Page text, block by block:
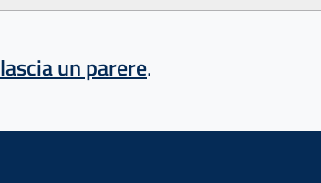
lascia un parere.